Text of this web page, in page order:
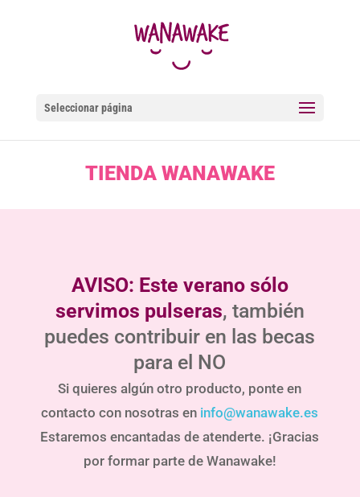
Seleccionar página
TIENDA WANAWAKE
AVISO: Este verano sólo
servimos pulseras, también
puedes contribuir en las becas
para el NO
Si quieres algún otro producto, ponte en
contacto con nosotras en info@wanawake.es
Estaremos encantadas de atenderte. ¡Gracias
por formar parte de Wanawake!